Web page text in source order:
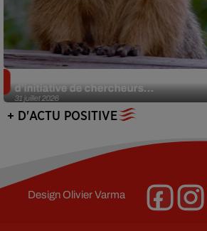
31 juillet 2026
d’initiative de chercheurs...
+ D'ACTU POSITIVE
DesignOlivier Varma